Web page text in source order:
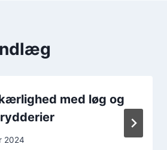
med løg og
2024